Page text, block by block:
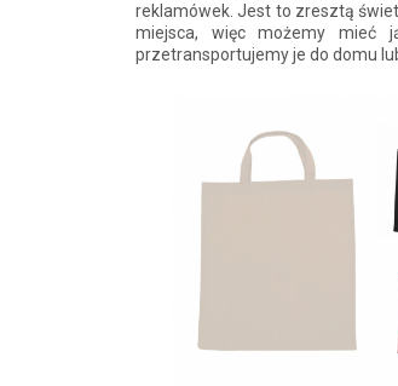
reklamówek. Jest to zresztą
miejsca, więc możemy mieć
przetransportujemy je do domu